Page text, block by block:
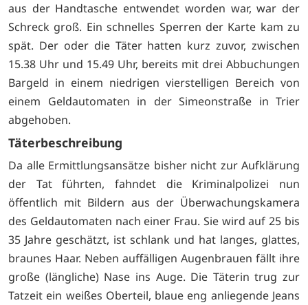
aus der Handtasche entwendet worden war, war der
Schreck groß. Ein schnelles Sperren der Karte kam zu
spät. Der oder die Täter hatten kurz zuvor, zwischen
15.38 Uhr und 15.49 Uhr, bereits mit drei Abbuchungen
Bargeld in einem niedrigen vierstelligen Bereich von
einem Geldautomaten in der Simeonstraße in Trier
abgehoben.
Täterbeschreibung
Da alle Ermittlungsansätze bisher nicht zur Aufklärung
der Tat führten, fahndet die Kriminalpolizei nun
öffentlich mit Bildern aus der Überwachungskamera
des Geldautomaten nach einer Frau. Sie wird auf 25 bis
35 Jahre geschätzt, ist schlank und hat langes, glattes,
braunes Haar. Neben auffälligen Augenbrauen fällt ihre
große (längliche) Nase ins Auge. Die Täterin trug zur
Tatzeit ein weißes Oberteil, blaue eng anliegende Jeans